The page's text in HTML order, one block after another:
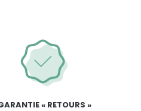
« RETOURS »